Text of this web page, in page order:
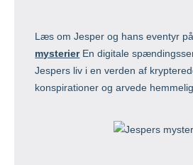
Læs om Jesper og hans eventyr
mysterier En digitale
Jespers liv i en verden af
konspirationer og arvede